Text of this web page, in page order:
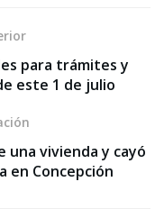
para trámites y
este 1 de julio
una vivienda y cayó
en Concepción